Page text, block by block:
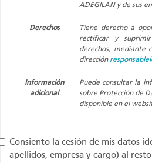
ADEGILAN y de sus
Derechos
Tiene derecho a
rectificar y
derechos, mediante
dirección
Información
adicional
Puede consultar la
sobre Protección de
disponible en el
Consiento la cesión de mis datos
apellidos, empresa y cargo) al